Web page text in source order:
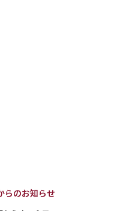
らのお知らせ